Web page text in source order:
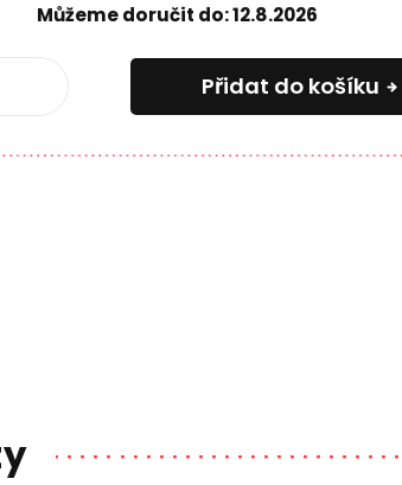
Můžeme doručit do:12.8.2026
Přidat do košíku